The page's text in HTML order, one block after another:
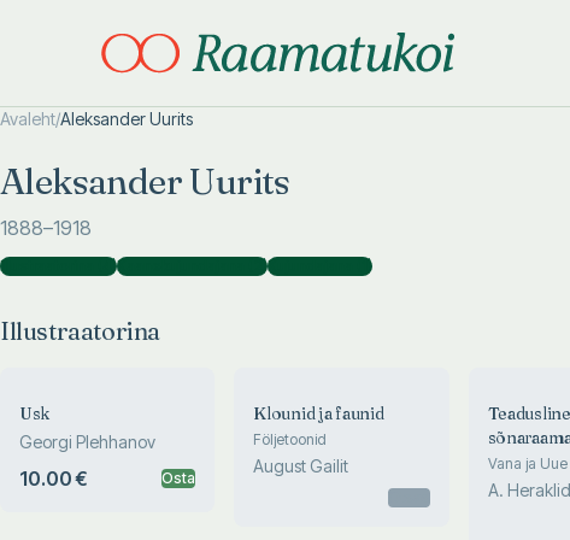
Avaleht/Aleksander Uurits
Aleksander Uurits
1888–1918
Illustraatorina )Kaanekujundajana )Kujundajana )
Illustraatorina
Usk
Georgi Plehhanov
10.00 € Osta
Klounid ja faunid
Följetoonid
August Gailit
Vana ja
ajaloo
A.